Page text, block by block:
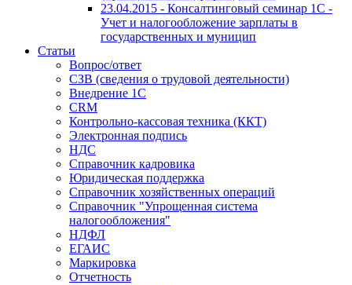
23.04.2015 - Консалтинговый семинар 1С -
Учет и налогообложение зарплаты в
государственных и муницип
Статьи
Вопрос/ответ
СЗВ (сведения о трудовой деятельности)
Внедрение 1С
CRM
Контрольно-кассовая техника (ККТ)
Электронная подпись
НДС
Справочник кадровика
Юридическая поддержка
Справочник хозяйственных операций
Справочник "Упрощенная система
налогообложения"
НДФЛ
ЕГАИС
Маркировка
Отчетность